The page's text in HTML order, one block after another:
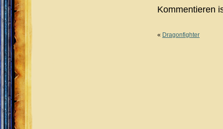
Kommentieren
« Dragonfighter